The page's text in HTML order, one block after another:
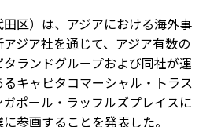
区）は、アジアにおける海外事
ジア社を通じて、アジア有数の
ランドグループおよび同社が運
キャピタコマーシャル・トラス
ポール・ラッフルズプレイスに
参画することを発表した。